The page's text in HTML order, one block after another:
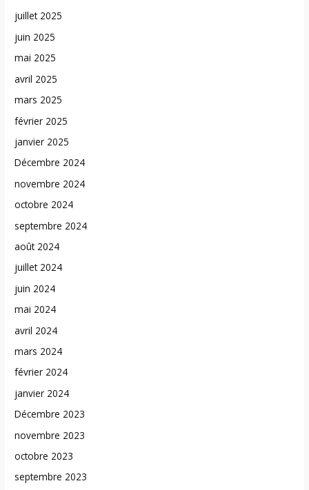
juillet 2025
juin 2025
mai 2025
avril 2025
mars 2025
février 2025
janvier 2025
Décembre 2024
novembre 2024
octobre 2024
septembre 2024
août 2024
juillet 2024
juin 2024
mai 2024
avril 2024
mars 2024
février 2024
janvier 2024
Décembre 2023
novembre 2023
octobre 2023
septembre 2023